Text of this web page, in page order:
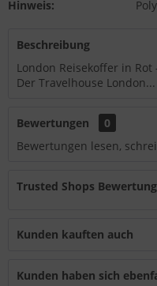
Hinweis:
Beschreibung
London Reisekoffer in
Der Travelhouse London...
Bewertungen
0
Bewertungen lesen,
Trusted Shops
Kunden kauften auch
Kunden haben sich